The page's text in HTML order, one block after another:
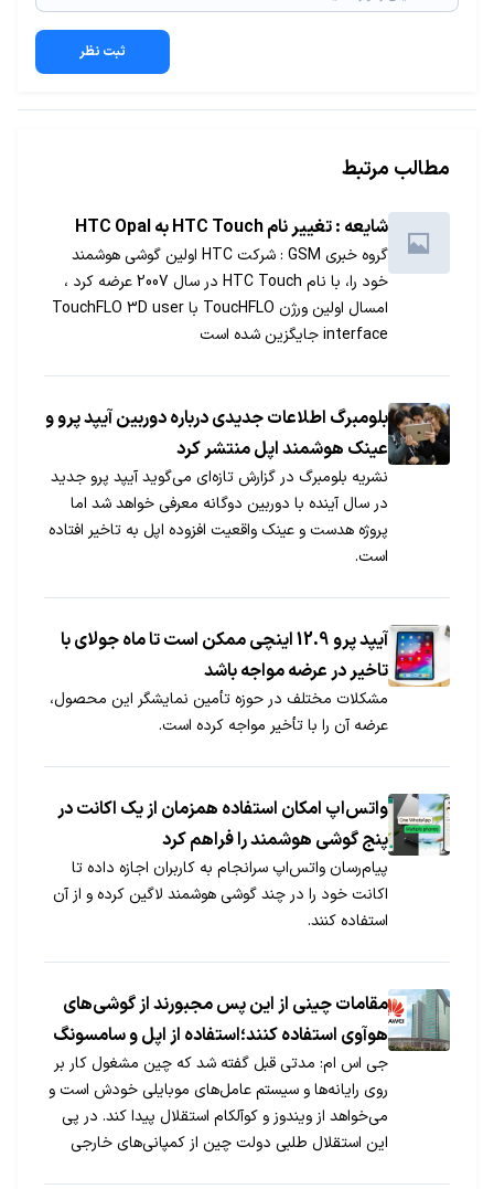
ثبت نظر
مطالب مرتبط
شایعه : تغییر نام HTC Touch به HTC Opal
گروه خبری GSM : شرکت HTC اولین گوشی هوشمند
خود را، با نام HTC Touch در سال 2007 عرضه کرد ،
امسال اولین ورژن ToucHFLO با TouchFLO 3D user
interface جایگزین شده است
بلومبرگ اطلاعات جدیدی درباره دوربین آیپد پرو و
عینک هوشمند اپل منتشر کرد
نشریه بلومبرگ در گزارش تازه‌ای می‌گوید آیپد پرو جدید
در سال آینده با دوربین دوگانه معرفی خواهد شد اما
پروژه هدست و عینک واقعیت افزوده اپل به تاخیر افتاده
است.
آیپد پرو 12.9 اینچی ممکن است تا ماه جولای با
تاخیر در عرضه مواجه باشد
مشکلات مختلف در حوزه تأمین نمایشگر این محصول،
عرضه آن را با تأخیر مواجه کرده است.
واتس‌اپ امکان استفاده همزمان از یک اکانت در
پنج گوشی هوشمند را فراهم کرد
پیام‌رسان واتس‌اپ سرانجام به کاربران اجازه داده تا
اکانت خود را در چند گوشی هوشمند لاگین کرده و از آن
استفاده کنند.
مقامات چینی از این پس مجبورند از گوشی‌های
هوآوی استفاده کنند؛استفاده از اپل و سامسونگ
ممنوع شد
جی اس ام: مدتی قبل گفته شد که چین مشغول کار بر
روی رایانه‌ها و سیستم عامل‌های موبایلی خودش است و
می‌خواهد از ویندوز و کوآلکام استقلال پیدا کند. در پی
این استقلال طلبی دولت چین از کمپانی‌های خارجی